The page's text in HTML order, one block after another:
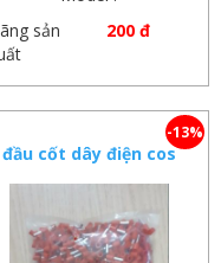
sản
200 đ
đầu cốt dây điện cos
-13%